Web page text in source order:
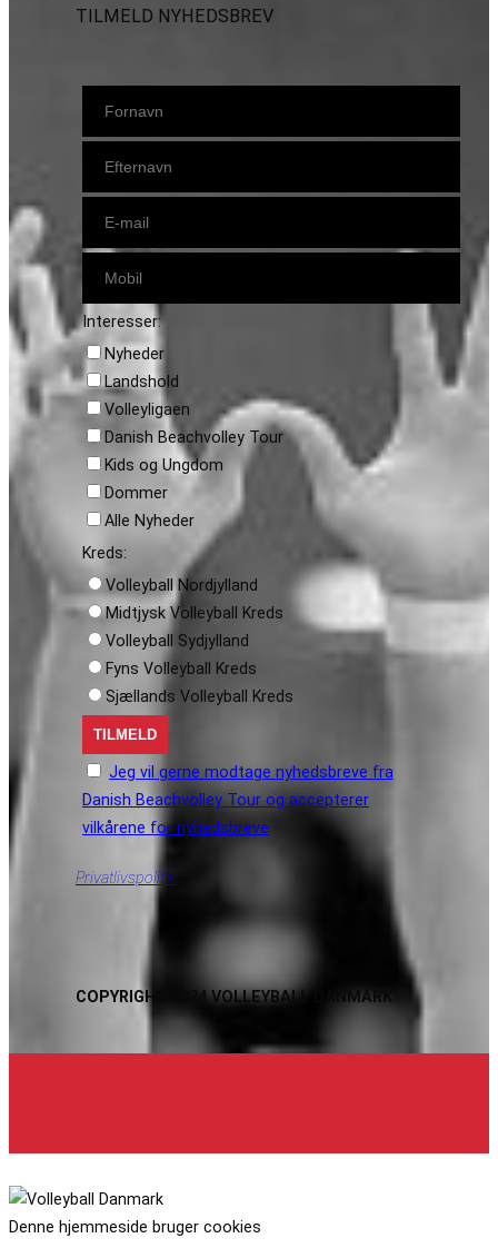
TILMELD NYHEDSBREV
Interesser:
Nyheder
Landshold
Volleyligaen
Danish Beachvolley Tour
Kids og Ungdom
Dommer
Alle Nyheder
Kreds:
Volleyball Nordjylland
Midtjysk Volleyball Kreds
Volleyball Sydjylland
Fyns Volleyball Kreds
Sjællands Volleyball Kreds
Jeg vil gerne modtage nyhedsbreve fra
Danish Beachvolley Tour og accepterer
vilkårene for nyhedsbreve
Privatlivspolitik
COPYRIGHT 2024 VOLLEYBALL DANMARK
Denne hjemmeside bruger cookies